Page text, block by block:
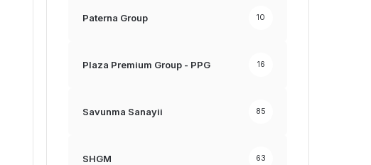
Paterna Group 10
Plaza Premium Group - PPG 16
Savunma Sanayii 85
SHGM 63